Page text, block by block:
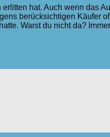
hat. Auch wenn das
berücksichtigen Käufer
Warst du nicht da?